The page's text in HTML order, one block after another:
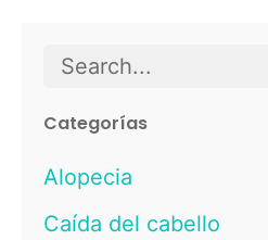
Search
Categorías
Alopecia
Caída del cabello